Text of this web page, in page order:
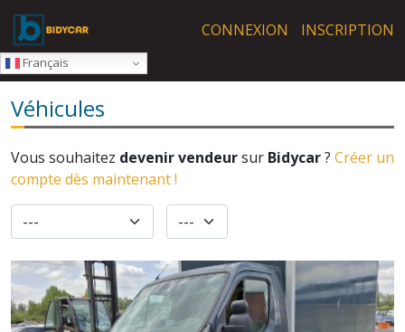
Skip to main content
CONNEXION
INSCRIPTION
Français
Véhicules
Vous souhaitez devenir vendeursur Bidycar? Créer un
compte dès maintenant !